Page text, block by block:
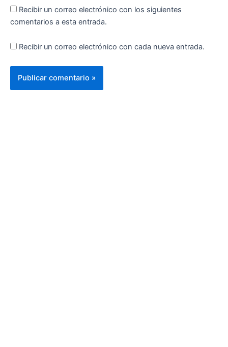
Recibir un correo electrónico con los siguientes
comentarios a esta entrada.
Recibir un correo electrónico con cada nueva entrada.